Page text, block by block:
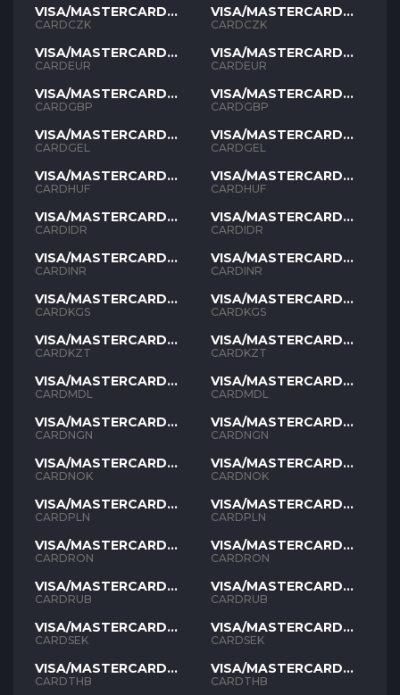
VISA/MASTERCARD
CZK
CARDCZK
VISA/MASTERCARD
EUR
CARDEUR
VISA/MASTERCARD
GBP
CARDGBP
VISA/MASTERCARD
GEL
CARDGEL
VISA/MASTERCARD
HUF
CARDHUF
VISA/MASTERCARD
IDR
CARDIDR
VISA/MASTERCARD
INR
CARDINR
VISA/MASTERCARD
KGS
CARDKGS
VISA/MASTERCARD
KZT
CARDKZT
VISA/MASTERCARD
MDL
CARDMDL
VISA/MASTERCARD
NGN
CARDNGN
VISA/MASTERCARD
NOK
CARDNOK
VISA/MASTERCARD
PLN
CARDPLN
VISA/MASTERCARD
RON
CARDRON
VISA/MASTERCARD
RUB
CARDRUB
VISA/MASTERCARD
SEK
CARDSEK
VISA/MASTERCARD
THB
CARDTHB
VISA/MASTERCARD
CZK
CARDCZK
VISA/MASTERCARD
EUR
CARDEUR
VISA/MASTERCARD
GBP
CARDGBP
VISA/MASTERCARD
GEL
CARDGEL
VISA/MASTERCARD
HUF
CARDHUF
VISA/MASTERCARD
IDR
CARDIDR
VISA/MASTERCARD
INR
CARDINR
VISA/MASTERCARD
KGS
CARDKGS
VISA/MASTERCARD
KZT
CARDKZT
VISA/MASTERCARD
MDL
CARDMDL
VISA/MASTERCARD
NGN
CARDNGN
VISA/MASTERCARD
NOK
CARDNOK
VISA/MASTERCARD
PLN
CARDPLN
VISA/MASTERCARD
RON
CARDRON
VISA/MASTERCARD
RUB
CARDRUB
VISA/MASTERCARD
SEK
CARDSEK
VISA/MASTERCARD
THB
CARDTHB